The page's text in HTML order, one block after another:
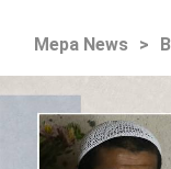
Mepa News >